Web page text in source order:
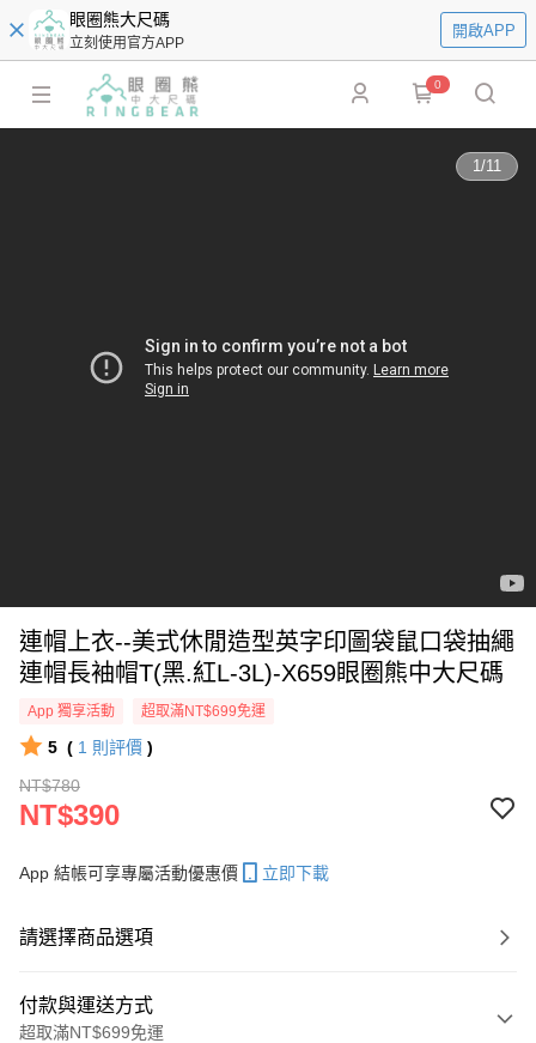
眼圈熊大尺碼
立刻使用官方APP
開啟APP
0
1/11
連帽上衣--美式休閒造型英字印圖袋鼠口袋抽繩
連帽長袖帽T(黑.紅L-3L)-X659眼圈熊中大尺碼
App 獨享活動 超取滿NT$699免運
5 ( 1 則評價 )
NT$780
NT$390
App 結帳可享專屬活動優惠價 立即下載
請選擇商品選項
付款與運送方式
超取滿NT$699免運